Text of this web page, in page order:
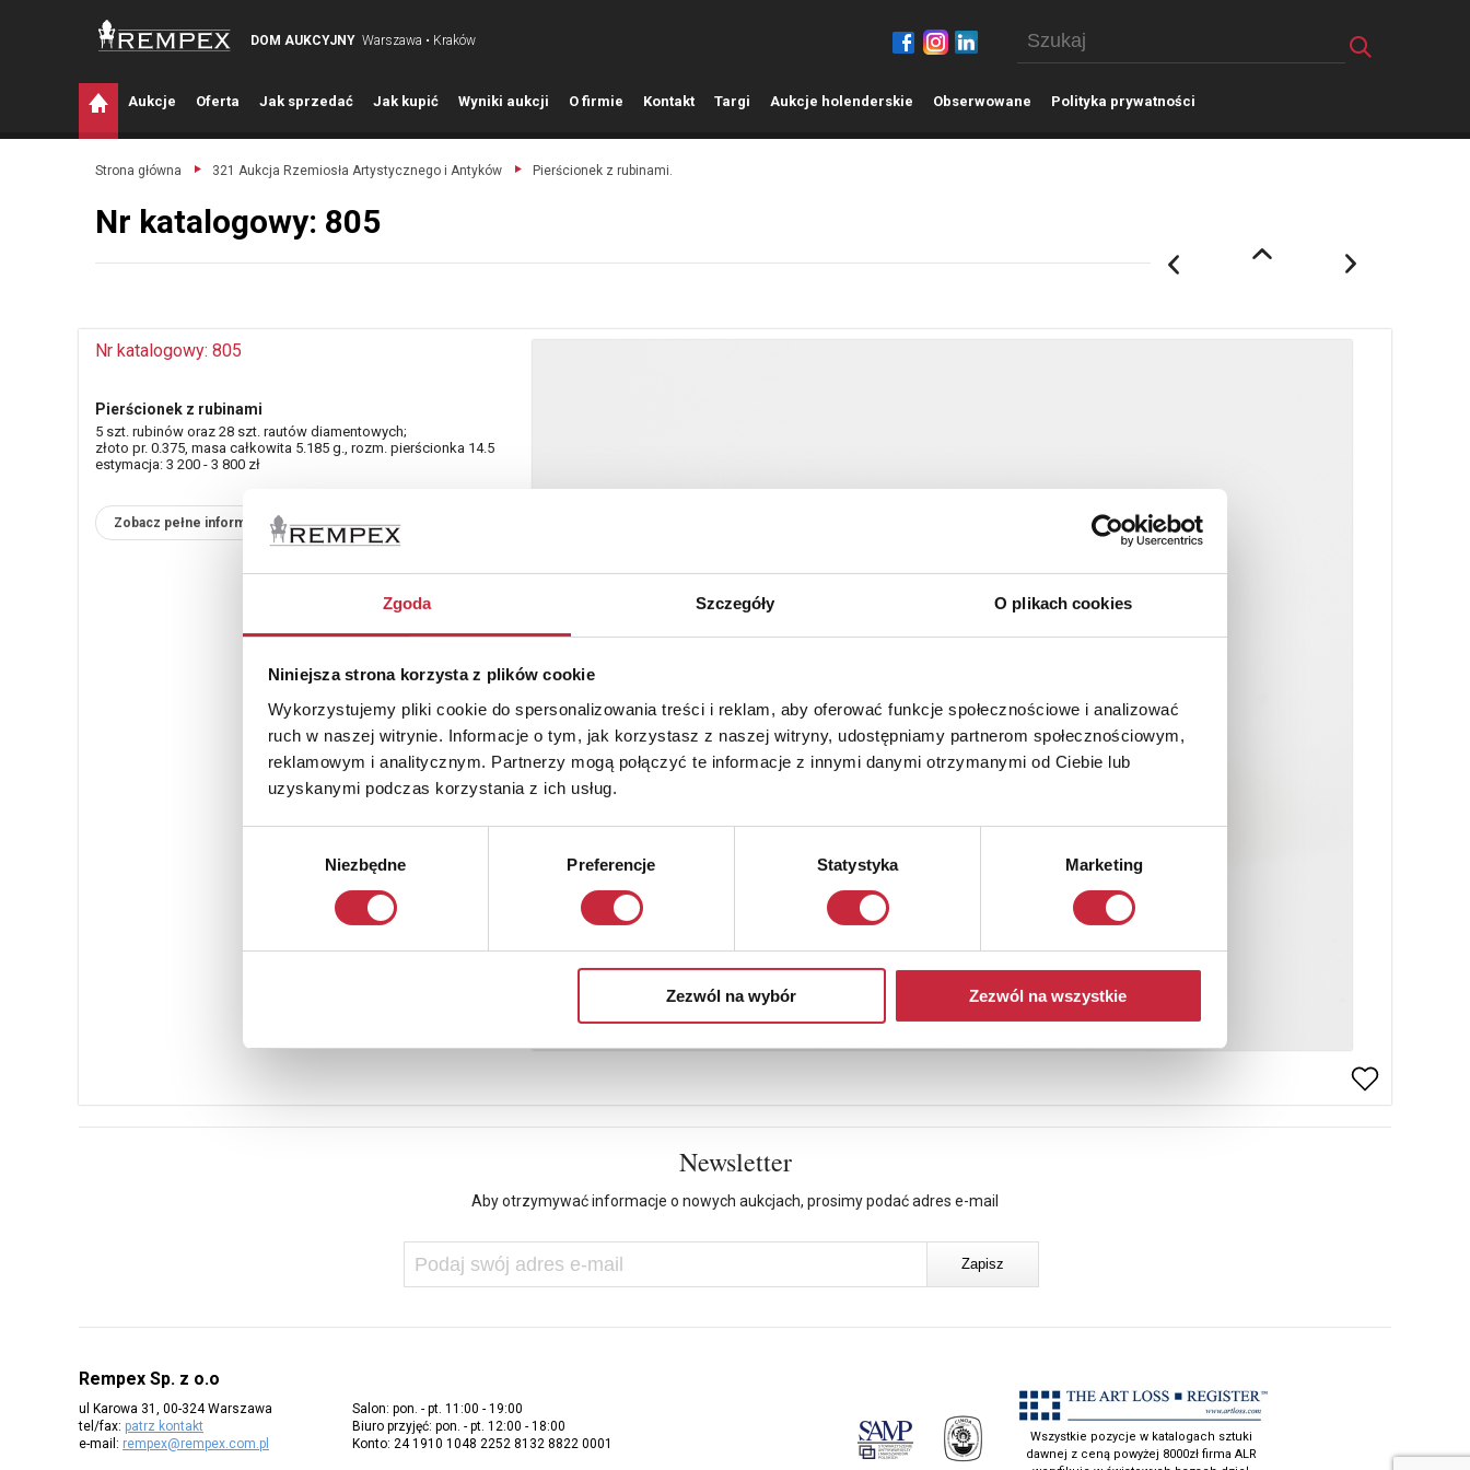
Zgoda Szczegóły O plikach cookies
Niniejsza strona korzysta z plików cookie
Wykorzystujemy pliki cookie do spersonalizowania treści i reklam, aby oferować funkcje społecznościowe i analizować
ruch w naszej witrynie. Informacje o tym, jak korzystasz z naszej witryny, udostępniamy partnerom społecznościowym,
reklamowym i analitycznym. Partnerzy mogą połączyć te informacje z innymi danymi otrzymanymi od Ciebie lub
uzyskanymi podczas korzystania z ich usług.
Niezbędne Preferencje Statystyka Marketing
Zezwól na wybór Zezwól na wszystkie
DOM AUKCYJNY Warszawa • Kraków
Aukcje Oferta Jak sprzedać Jak kupić Wyniki aukcji O firmie Kontakt Targi Aukcje holenderskie Obserwowane Polityka prywatności
Strona główna 321 Aukcja Rzemiosła Artystycznego i Antyków Pierścionek z rubinami.
Nr katalogowy: 805
Nr katalogowy: 805
Pierścionek z rubinami
5 szt. rubinów oraz 28 szt. rautów diamentowych;
złoto pr. 0.375, masa całkowita 5.185 g., rozm. pierścionka 14.5
estymacja: 3 200 - 3 800 zł
Zobacz pełne informacje
Newsletter
Aby otrzymywać informacje o nowych aukcjach, prosimy podać adres e-mail
Rempex Sp. z o.o
ul Karowa 31, 00-324 Warszawa
tel/fax: patrz kontakt
e-mail: rempex@rempex.com.pl
Salon: pon. - pt. 11:00 - 19:00
Biuro przyjęć: pon. - pt. 12:00 - 18:00
Konto: 24 1910 1048 2252 8132 8822 0001
Wszystkie pozycje w katalogach sztuki
dawnej z ceną powyżej 8000zł firma ALR